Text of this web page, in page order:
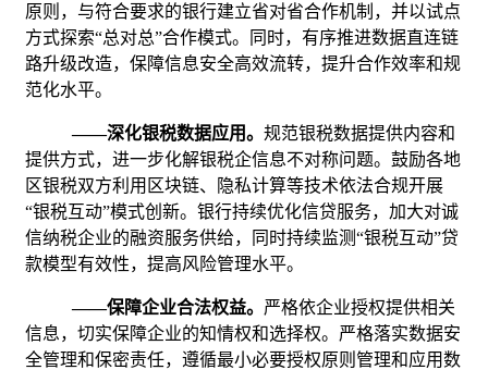
原则，与符合要求的银行建立省对省合作机制，并以试点
方式探索“总对总”合作模式。同时，有序推进数据直连链
路升级改造，保障信息安全高效流转，提升合作效率和规
范化水平。
——深化银税数据应用。规范银税数据提供内容和
提供方式，进一步化解银税企信息不对称问题。鼓励各地
区银税双方利用区块链、隐私计算等技术依法合规开展
“银税互动”模式创新。银行持续优化信贷服务，加大对诚
信纳税企业的融资服务供给，同时持续监测“银税互动”贷
款模型有效性，提高风险管理水平。
——保障企业合法权益。 严格依企业授权提供相关
信息，切实保障企业的知情权和选择权。严格落实数据安
全管理和保密责任，遵循最小必要授权原则管理和应用数